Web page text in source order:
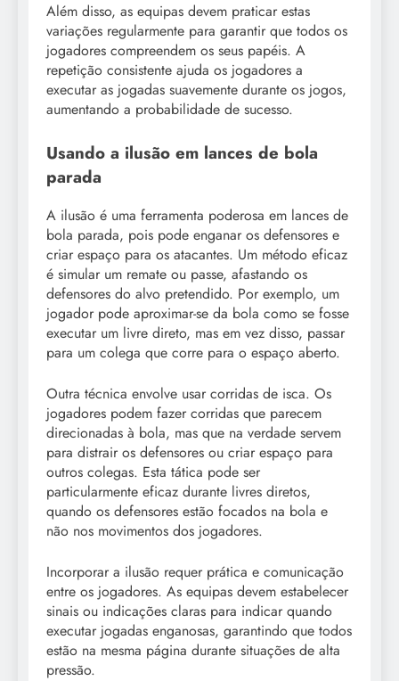
Além disso, as equipas devem praticar estas
variações regularmente para garantir que todos os
jogadores compreendem os seus papéis. A
repetição consistente ajuda os jogadores a
executar as jogadas suavemente durante os jogos,
aumentando a probabilidade de sucesso.
Usando a ilusão em lances de bola
parada
A ilusão é uma ferramenta poderosa em lances de
bola parada, pois pode enganar os defensores e
criar espaço para os atacantes. Um método eficaz
é simular um remate ou passe, afastando os
defensores do alvo pretendido. Por exemplo, um
jogador pode aproximar-se da bola como se fosse
executar um livre direto, mas em vez disso, passar
para um colega que corre para o espaço aberto.
Outra técnica envolve usar corridas de isca. Os
jogadores podem fazer corridas que parecem
direcionadas à bola, mas que na verdade servem
para distrair os defensores ou criar espaço para
outros colegas. Esta tática pode ser
particularmente eficaz durante livres diretos,
quando os defensores estão focados na bola e
não nos movimentos dos jogadores.
Incorporar a ilusão requer prática e comunicação
entre os jogadores. As equipas devem estabelecer
sinais ou indicações claras para indicar quando
executar jogadas enganosas, garantindo que todos
estão na mesma página durante situações de alta
pressão.